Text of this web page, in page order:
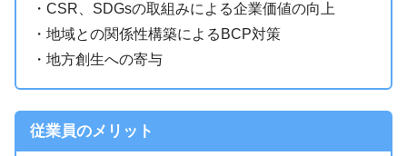
・CSR、SDGsの取組みによる企業価値の向上
・地域との関係性構築によるBCP対策
・地方創生への寄与
従業員のメリット